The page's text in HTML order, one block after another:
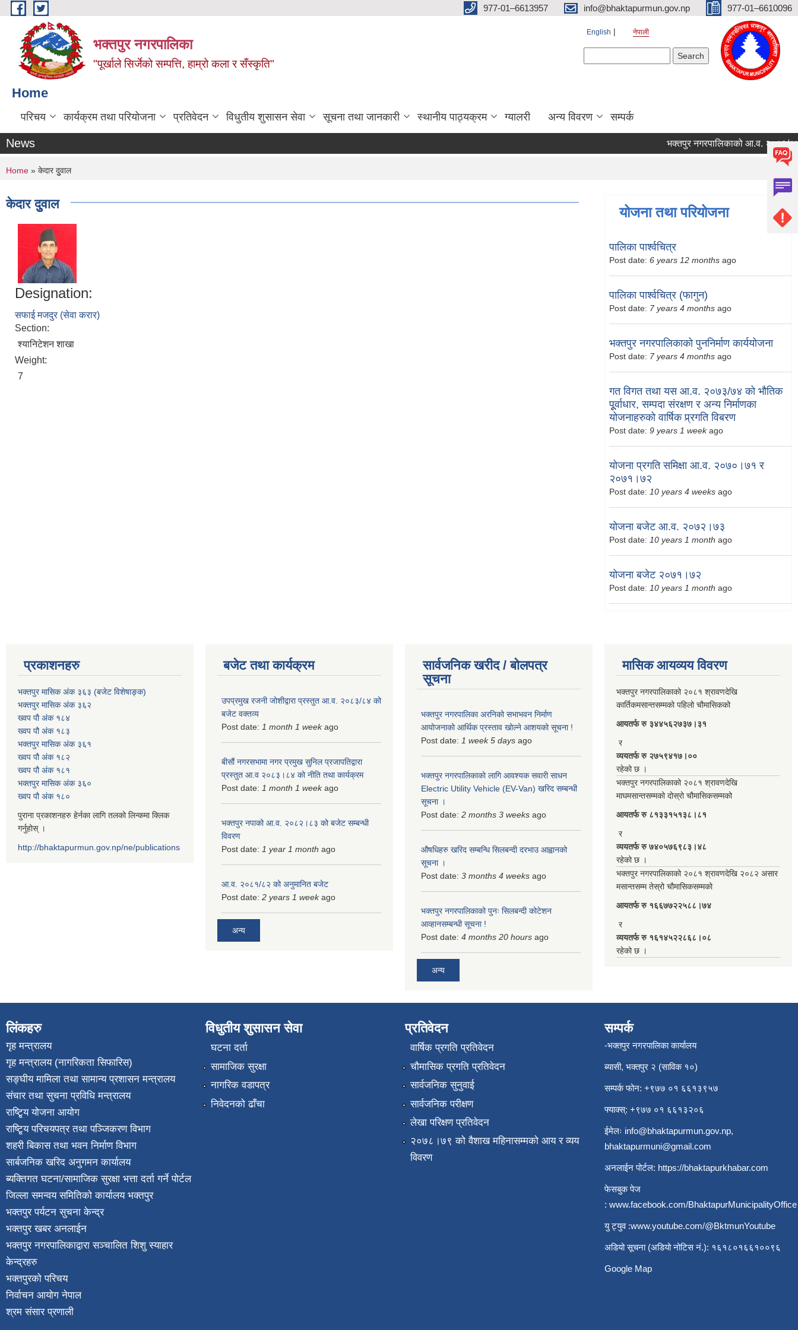
Skip to main content 977-01–6613957 info@bhaktapurmun.gov.np 977-01–6610096
भक्तपुर नगरपालिका
"पूर्खाले सिर्जेको सम्पत्ति, हाम्रो कला र सँस्कृति"
English नेपाली
Home
परिचय कार्यक्रम तथा परियोजना प्रतिवेदन विधुतीय शुसासन सेवा सूचना तथा जानकारी स्थानीय पाठ्यक्रम ग्यालरी अन्य विवरण सम्पर्क
News भक्तपुर नगरपालिकाको आ.व. २०८३/८४ को
You are here
Home » केदार दुुवाल
केदार दुुवाल
Designation:
सफाई मजदुर (सेवा करार)
Section:
श्यानिटेशन शाखा
Weight:
7
योजना तथा परियोजना
पालिका पार्श्वचित्र
Post date: 6 years 12 months ago
पालिका पार्श्वचित्र (फागुन)
Post date: 7 years 4 months ago
भक्तपुर नगरपालिकाको पुननिर्माण कार्ययोजना
Post date: 7 years 4 months ago
गत विगत तथा यस आ.व. २०७३/७४ को भौतिक
पूूर्वाधार, सम्पदा संरक्षण र अन्य निर्माणका
योजनाहरुको वार्षिक प्र्रगति विबरण
Post date: 9 years 1 weekago
योजना प्रगति समिक्षा आ.व. २०७०।७१ र
२०७१।७२
Post date: 10 years 4 weeks ago
योजना बजेट आ.व. २०७२।७३
Post date: 10 years 1 month ago
योजना बजेट २०७१।७२
Post date: 10 years 1 month ago
प्रकाशनहरु
भक्तपुर मासिक अंक ३६३ (बजेट विशेषाङ्क)
भक्तपुर मासिक अंक ३६२
ख्वप पौ अंक १८४
ख्वप पौ अंक १८३
भक्तपुर मासिक अंक ३६१
ख्वप पौ अंक १८२
ख्वप पौ अंक १८१
भक्तपुर मासिक अंक ३६०
ख्वप पौ अंक १८०
पुराना प्रकाशनहरु हेर्नका लागि तलको लिन्कमा क्लिक
गर्नुहोस् ।
http://bhaktapurmun.gov.np/ne/publications
बजेट तथा कार्यक्रम
उपप्रमुख रजनी जोशीद्वारा प्रस्तुत आ.व. २०८३/८४ को
बजेट वक्तव्य
Post date: 1 month 1 weekago
बीसौं नगरसभामा नगर प्रमुख सुनिल प्रजापतिद्वारा
प्रस्तुत आ.व‍ २०८३।८४ को नीति तथा कार्यक्रम
Post date: 1 month 1 weekago
भक्तपुर नपाको आ.व. २०८२।८३ को बजेट सम्बन्धी
विवरण
Post date: 1 year 1 month ago
आ.व. २०८१/८२ को अनुमानित बजेट
Post date: 2 years 1 weekago
अन्य
सार्वजनिक खरीद / बोलपत्र
सूचना
भक्तपुर नगरपालिका अरनिको सभाभवन निर्माण
आयोजनाको आर्थिक प्रस्ताव खोल्ने आशयको सूचना !
Post date: 1 week 5 days ago
भक्तपुर नगरपालिकाकाे लागि आवश्यक सवारी साधन
Electric Utility Vehicle (EV-Van) खरिद सम्बन्धी
सूचना ।
Post date: 2 months 3 weeks ago
औषधिहरु खरिद सम्बन्धि सिलबन्दी दरभाउ आह्वानको
सूचना ।
Post date: 3 months 4 weeks ago
भक्तपुर नगरपालिकाको पुनः सिलबन्दी कोटेशन
आव्हानसम्बन्धी सूचना !
Post date: 4 months 20 hours ago
अन्य
मासिक आयव्यय विवरण
भक्तपुर नगरपालिकाको २०८१ श्रावणदेखि
कार्तिकमसान्तसम्मको पहिलो चौमासिकको
आयतर्फ रु‌ ३४४५६२७३७।३१
र
व्ययतर्फ रु २७५९४१७।००
रहेको छ ।
भक्तपुर नगरपालिकाको २०८१ श्रावणदेखि
माघमसान्तसम्मको दोस्रो चौमासिकसम्मको
आयतर्फ रु‌ ८१३३१५१३८।८१
र
व्ययतर्फ रु ७४०५७६९८३।४८
रहेको छ ।
भक्तपुर नगरपालिकाको २०८१ श्रावणदेखि २०८२ असार
मसान्तसम्म तेस्रो चौमासिकसम्मको
आयतर्फ रु‌ १६६७७२२५८८।७४
र
व्ययतर्फ रु १६१४५२२८६८।०८
रहेको छ ।
लिंकहरु
गृह मन्त्रालय
गृह मन्त्रालय (नागरिकता सिफारिस)
सङ्घीय मामिला तथा सामान्य प्रशासन मन्त्रालय
संचार तथा सुचना प्रविधि मन्त्रालय
राष्टि्ृय योजना आयोग
राष्टि्ृय परिचयपत्र तथा पञ्जिकरण विभाग
शहरी बिकास तथा भवन निर्माण विभाग
सार्बजनिक खरिद अनुगमन कार्यालय
ब्यक्तिगत घटना/सामाजिक सुरक्षा भत्ता दर्ता गर्ने पोर्टल
जिल्ला समन्वय समितिको कार्यालय भक्तपुर
भक्तपुर पर्यटन सुचना केन्द्र
भक्तपुर खबर अनलाईन
भक्तपुर नगरपालिकाद्वारा सञ्चालित शिशु स्याहार
केन्द्रहरु
भक्तपुरकाे परिचय
निर्वाचन आयोग नेपाल
श्रम संसार प्रणाली
विधुतीय शुसासन सेवा
घटना दर्ता
सामाजिक सुरक्षा
नागरिक वडापत्र
निवेदनको ढाँचा
प्रतिवेदन
वार्षिक प्रगति प्रतिवेदन
चौमासिक प्रगति प्रतिवेदन
सार्वजनिक सुनुवाई
सार्वजनिक परीक्षण
लेखा परिक्षण प्रतिवेदन
२०७८।७९ को वैशाख महिनासम्मको आय र व्यय
विवरण
सम्पर्क
-भक्तपुर नगरपालिका कार्यालय
ब्यासी, भक्तपुर २ (साविक १०)
सम्पर्क फोन: +९७७ ०१ ६६१३९५७
फ्याक्स्: +९७७ ०१ ६६१३२०६
ईमेलः info@bhaktapurmun.gov.np,
bhaktapurmuni@gmail.com
अनलाईन पोर्टल: https://bhaktapurkhabar.com
फेसबुक पेज
: www.facebook.com/BhaktapurMunicipalityOffice
यु ट्युव :www.youtube.com/@BktmunYoutube
अडियो सूचना (अडियो नोटिस नं.): १६१८०१६६१००९६
Google Map